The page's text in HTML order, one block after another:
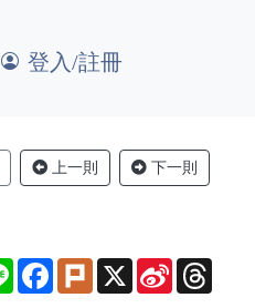
登入/註冊
上一則 下一則
Line Facebook
Plurk X
Sina
Weibo